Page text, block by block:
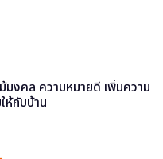
มงคล ความหมายดี เพิ่มความ
ห้กับบ้าน